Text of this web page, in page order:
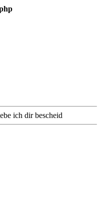
ich dir bescheid